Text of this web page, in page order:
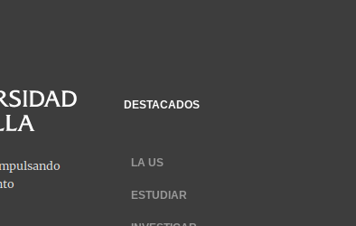
DESTACADOS
LA US
ESTUDIAR